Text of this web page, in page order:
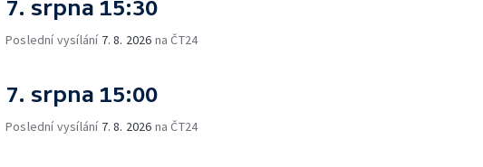
7. srpna 15:30
Poslední vysílání 7. 8. 2026 na ČT24
7. srpna 15:00
Poslední vysílání 7. 8. 2026 na ČT24